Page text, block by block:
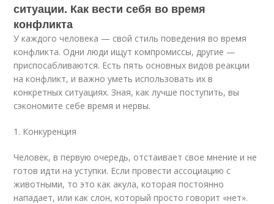
ситуации. Как вести себя во время
конфликта
У каждого человека — свой стиль поведения во время
конфликта. Одни люди ищут компромиссы, другие —
приспосабливаются. Есть пять основных видов реакции
на конфликт, и важно уметь использовать их в
конкретных ситуациях. Зная, как лучше поступить, вы
сэкономите себе время и нервы.
1. Конкуренция
Человек, в первую очередь, отстаивает свое мнение и не
готов идти на уступки. Если провести ассоциацию с
животными, то это как акула, которая постоянно
нападает, или как слон, который просто говорит «нет».